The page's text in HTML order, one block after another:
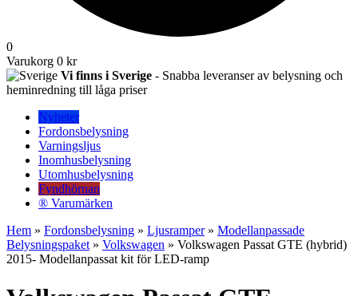
0
Varukorg 0 kr
Vi finns i Sverige - Snabba leveranser av belysning och
heminredning till låga priser
Nyheter
Fordonsbelysning
Varningsljus
Inomhusbelysning
Utomhusbelysning
Fyndhörnan
® Varumärken
Hem » Fordonsbelysning » Ljusramper» Modellanpassade
Belysningspaket » Volkswagen » Volkswagen Passat GTE (hybrid)
2015- Modellanpassat kit för LED-ramp